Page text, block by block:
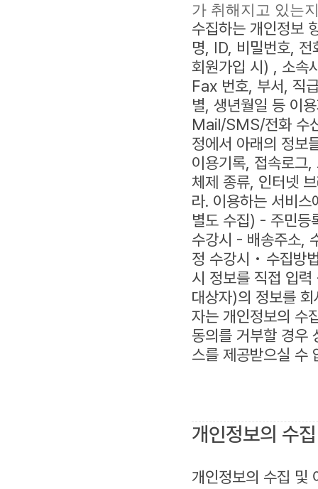
가 취해지고 있는
수집하는 개인정보
명, ID, 비밀번호,
회원가입 시) , 소속
Fax 번호, 부서, 직
별, 생년월일 등 이
Mail/SMS/전화 수
정에서 아래의 정보
이용기록, 접속로그
체제 종류, 인터넷
라. 이용하는 서비
별도 수집) - 주민등
수강시 - 배송주소,
정 수강시 • 수집방
시 정보를 직접 입
대상자)의 정보를
자는 개인정보의 수
동의를 거부할 경우
스를 제공받으실 수
개인정보의 수
개인정보의 수집 및